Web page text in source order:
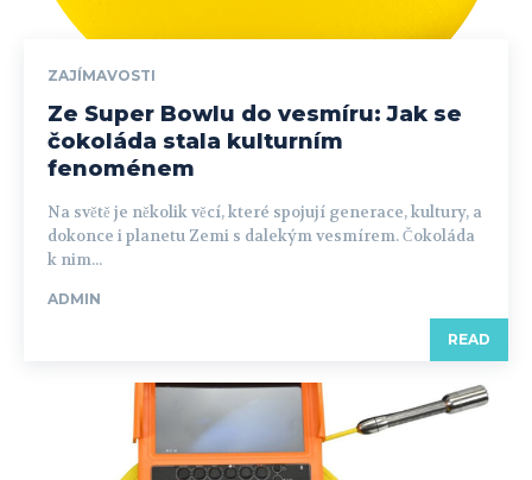
ZAJÍMAVOSTI
Ze Super Bowlu do vesmíru: Jak se
čokoláda stala kulturním
fenoménem
Na světě je několik věcí, které spojují generace, kultury, a
dokonce i planetu Zemi s dalekým vesmírem. Čokoláda
k nim...
ADMIN
READ